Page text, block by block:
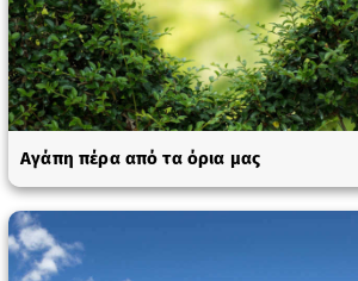
Αγάπη πέρα από τα όρια μας